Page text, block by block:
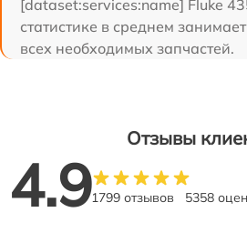
[dataset:services:name] Fluke
статистике в среднем
всех необходимых запчастей.
Отзывы
4.91799 отзывов 5358